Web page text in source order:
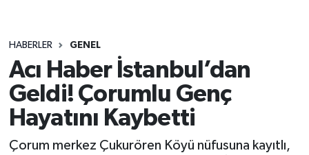
HABERLER GENEL
Acı Haber İstanbul’dan
Geldi! Çorumlu Genç
Hayatını Kaybetti
Çorum merkez Çukurören Köyü nüfusuna kayıtlı,